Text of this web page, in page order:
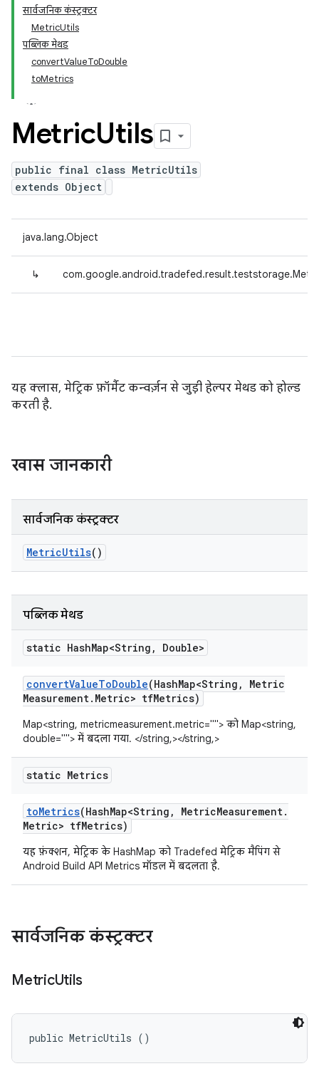
सार्वजनिक कंस्ट्रक्टर
MetricUtils
पब्लिक मेथड
convertValueToDouble
toMetrics
MetricUtils
public final class MetricUtils
extends Object
java.lang.Object
↳
यह क्लास, मेट्रिक फ़ॉर्मैट कन्वर्ज़न से जुड़ी हेल्पर मेथड को होल्ड
करती है.
खास जानकारी
सार्वजनिक कंस्ट्रक्टर
MetricUtils()
पब्लिक मेथड
static HashMap<String , Double>
convertValueToDouble(HashMap<String ,
Metric
Measurement. Metric> tfMetrics)
Map<string, metricmeasurement.metric=""> को Map<string,
double=""> में बदला गया. </string,></string,>
static Metrics
toMetrics(HashMap<String , MetricMeasurement.
Metric> tfMetrics)
यह फ़ंक्शन, मेट्रिक के HashMap को Tradefed मेट्रिक मैपिंग से
Android Build API Metrics मॉडल में बदलता है.
सार्वजनिक कंस्ट्रक्टर
MetricUtils
public MetricUtils ()